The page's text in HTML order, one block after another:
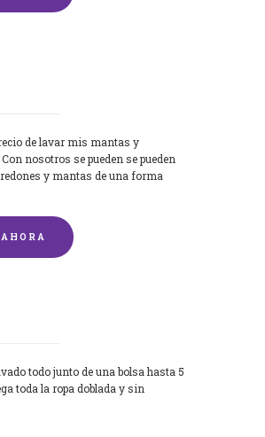
de lavar mis mantas y
nosotros se pueden se pueden
y mantas de una forma
todo junto de una bolsa hasta 5
toda la ropa doblada y sin